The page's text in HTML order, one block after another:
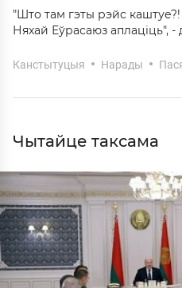
"Што там гэты рэйс каштуе?!
Няхай Еўрасаюз аплаціць", -
Канстытуцыя Нарады
Чытайце таксама